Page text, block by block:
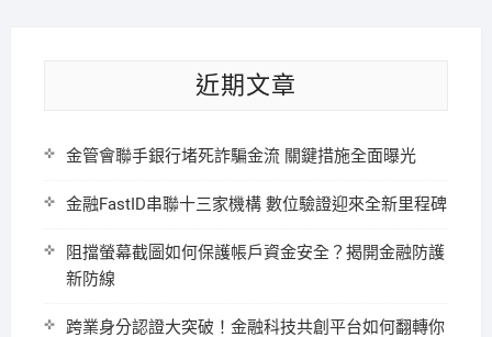
近期文章
金管會聯手銀行堵死詐騙金流 關鍵措施全面曝光
金融FastID串聯十三家機構 數位驗證迎來全新里程碑
阻擋螢幕截圖如何保護帳戶資金安全？揭開金融防護
新防線
跨業身分認證大突破！金融科技共創平台如何翻轉你